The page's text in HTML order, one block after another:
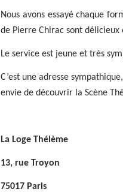
Nous avons essayé chaque
de Pierre Chirac sont délicieux
Le service est jeune et très
C’est une adresse
envie de découvrir la Scène
La Loge Thélème
13, rue Troyon
75017 Paris